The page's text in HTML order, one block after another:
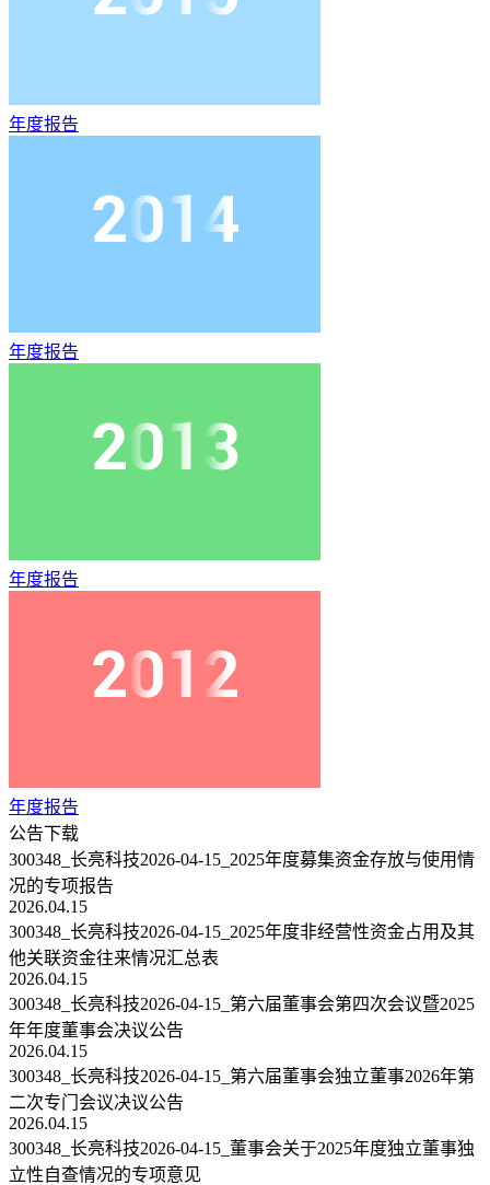
年度报告
年度报告
年度报告
年度报告
公告下载
300348_长亮科技2026-04-15_2025年度募集资金存放与使用情
况的专项报告
2026.04.15
300348_长亮科技2026-04-15_2025年度非经营性资金占用及其
他关联资金往来情况汇总表
2026.04.15
300348_长亮科技2026-04-15_第六届董事会第四次会议暨2025
年年度董事会决议公告
2026.04.15
300348_长亮科技2026-04-15_第六届董事会独立董事2026年第
二次专门会议决议公告
2026.04.15
300348_长亮科技2026-04-15_董事会关于2025年度独立董事独
立性自查情况的专项意见